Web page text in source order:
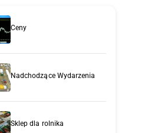
Ceny
Nadchodzące Wydarzenia
Sklep dla rolnika